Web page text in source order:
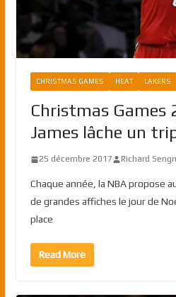
CHRISTMAS GAMES HEAT LAKERS
Christmas Games
James lâche un
25 décembre 2017 Richard
Chaque année, la NBA propose
de grandes affiches le jour de
place
Read More